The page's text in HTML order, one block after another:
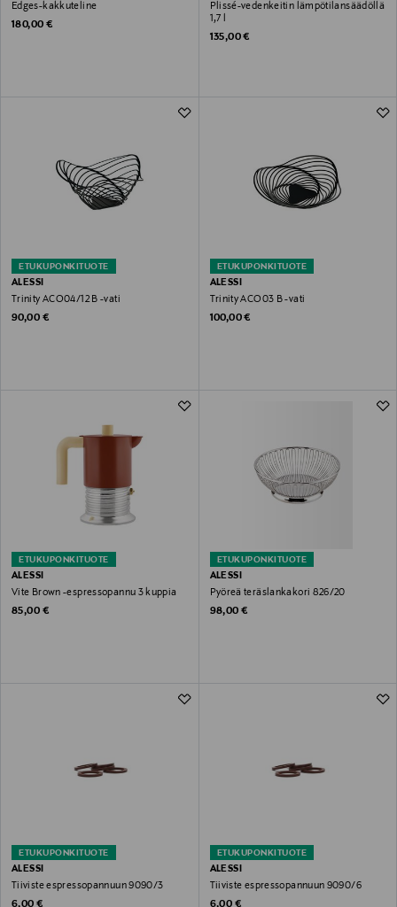
Edges-kakkuteline
Original Price
180,00 €
Plissé-vedenkeitin lämpötilansäädöllä
1,7 l
Original Price
135,00 €
ETUKUPONKITUOTE
ALESSI
Trinity ACO04/12 B -vati
Original Price
90,00 €
ETUKUPONKITUOTE
ALESSI
Trinity ACO03 B -vati
Original Price
100,00 €
ETUKUPONKITUOTE
ALESSI
Vite Brown -espressopannu 3 kuppia
Original Price
85,00 €
ETUKUPONKITUOTE
ALESSI
Pyöreä teräslankakori 826/20
Original Price
98,00 €
ETUKUPONKITUOTE
ALESSI
Tiiviste espressopannuun 9090/3
Original Price
6,00 €
ETUKUPONKITUOTE
ALESSI
Tiiviste espressopannuun 9090/6
Original Price
6,00 €